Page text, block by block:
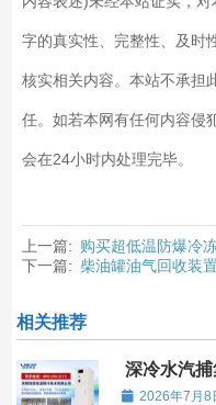
字的真实性、完整性、及时
核实相关内容。本站不承担
任。如若本网有任何内容侵
会在24小时内处理完毕。
上一篇: 购买超低温防爆冷
下一篇: 柴油罐油气回收装
相关推荐
深冷水汽
能力解析
2026年7月8